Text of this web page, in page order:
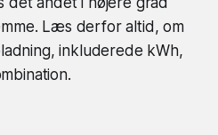
Læs derfor altid, om
inkluderede kWh,